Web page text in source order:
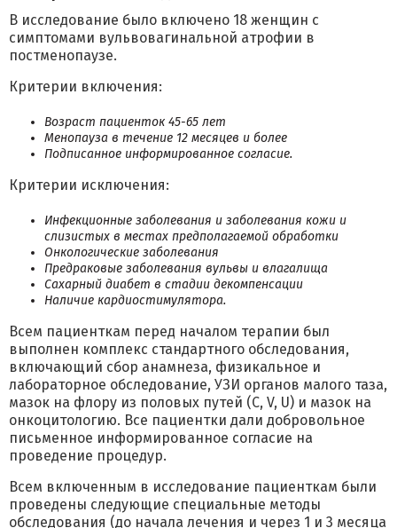
В исследование было включено 18 женщин с
симптомами вульвовагинальной атрофии в
постменопаузе.
Критерии включения:
Возраст пациенток 45-65 лет
Менопауза в течение 12 месяцев и более
Подписанное информированное согласие.
Критерии исключения:
Инфекционные заболевания и заболевания кожи и
слизистых в местах предполагаемой обработки
Онкологические заболевания
Предраковые заболевания вульвы и влагалища
Сахарный диабет в стадии декомпенсации
Наличие кардиостимулятора.
Всем пациенткам перед началом терапии был
выполнен комплекс стандартного обследования,
включающий сбор анамнеза, физикальное и
лабораторное обследование, УЗИ органов малого таза,
мазок на флору из половых путей (C, V, U) и мазок на
онкоцитологию. Все пациентки дали добровольное
письменное информированное согласие на
проведение процедур.
Всем включенным в исследование пациенткам были
проведены следующие специальные методы
обследования (до начала лечения и через 1 и 3 месяца